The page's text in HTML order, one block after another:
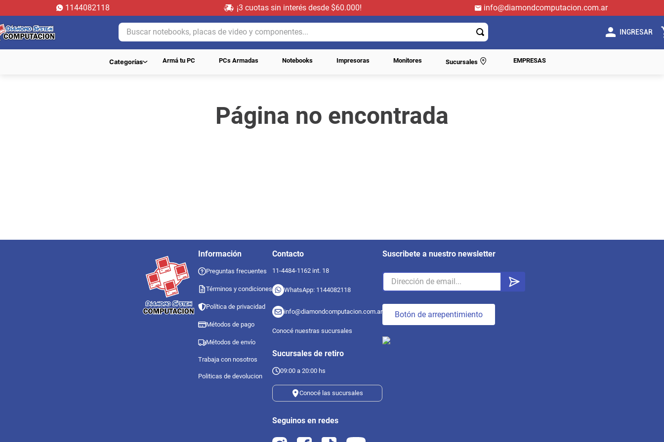
1144082118 ¡3 cuotas sin interés desde $60.000!
info@diamondcomputacion.com.ar
Buscar notebooks, placas de video y componentes...
INGRESAR
Categorías Armá tu PC PCs Armadas Notebooks Impresoras Monitores Sucursales EMPRESAS
Página no encontrada
Información
Preguntas frecuentes
Términos y condiciones
Política de privacidad
Métodos de pago
Métodos de envío
Trabaja con nosotros
Politicas de devolucion
Contacto
11-4484-1162 int. 18
WhatsApp: 1144082118
info@diamondcomputacion.com.ar
Conocé nuestras sucursales
Sucursales de retiro
09:00 a 20:00 hs
Conocé las sucursales
Seguinos en redes
Suscribete a nuestro newsletter
Botón de arrepentimiento